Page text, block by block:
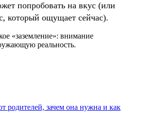
попробовать на вкус (или
который ощущает сейчас).
«заземление»: внимание
реальность.
родителей, зачем она нужна и как